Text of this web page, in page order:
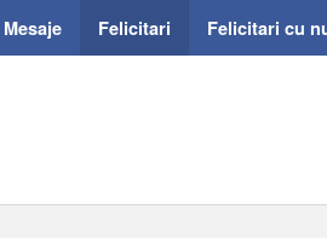
Mesaje Felicitari Felicitari cu